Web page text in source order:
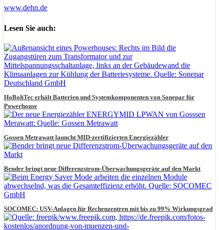
www.dehn.de
Lesen Sie auch:
HoBohTec erhält Batterien und Systemkomponenten von Sonepar für
Powerhouse
Gossen Metrawatt launcht MID-zertifizierten Energiezähler
Bender bringt neue Differenzstrom-Überwachungsgeräte auf den Markt
SOCOMEC: USV-Anlagen für Rechenzentren mit bis zu 99% Wirkungsgrad